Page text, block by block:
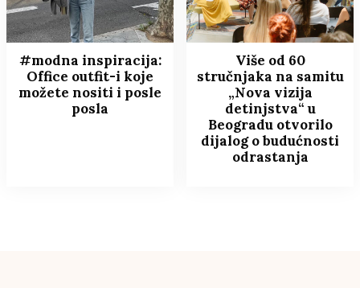
#modna inspiracija:
Office outfit-i koje
možete nositi i posle
posla
Više od 60
stručnjaka na samitu
„Nova vizija
detinjstva“ u
Beogradu otvorilo
dijalog o budućnosti
odrastanja